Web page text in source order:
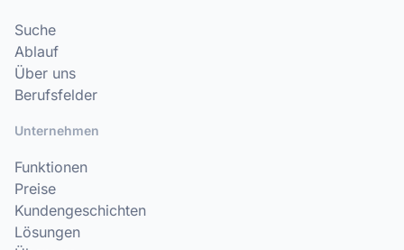
Suche
Ablauf
Über uns
Berufsfelder
Unternehmen
Funktionen
Preise
Kundengeschichten
Lösungen